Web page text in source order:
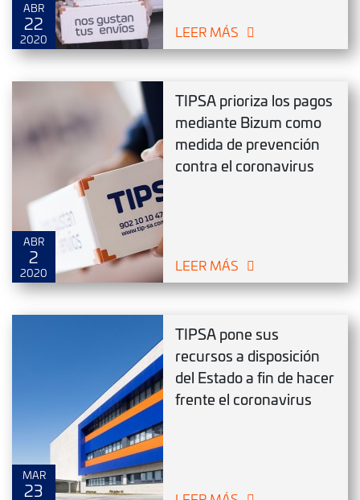
ABR
22
2020 LEER MÁS
ABR
2
2020
TIPSA prioriza los pagos
mediante Bizum como
medida de prevención
contra el coronavirus
LEER MÁS
MAR
23
TIPSA pone sus
recursos a disposición
del Estado a fin de hacer
frente el coronavirus